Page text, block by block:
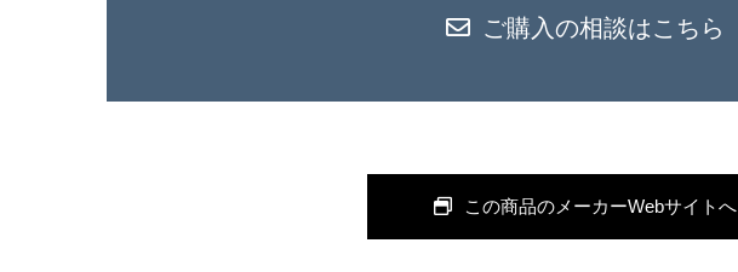
ご購入の相談はこちら
この商品のメーカーWebサイトへ